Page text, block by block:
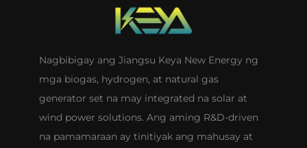
Nagbibigay ang Jiangsu Keya New Energy ng
mga biogas, hydrogen, at natural gas
generator set na may integrated na solar at
wind power solutions. Ang aming R&D-driven
na pamamaraan ay tinitiyak ang mahusay at